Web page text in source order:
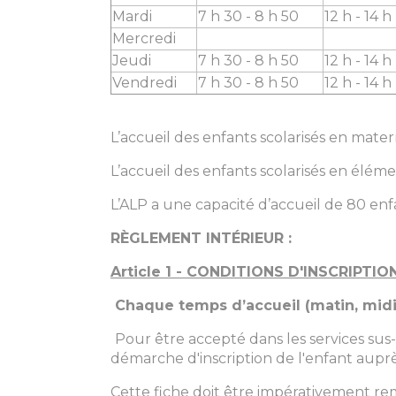
Mardi
7 h 30 - 8 h 50
12 h - 14 h
Mercredi
Jeudi
7 h 30 - 8 h 50
12 h - 14 h
Vendredi
7 h 30 - 8 h 50 12 h - 14 h
L’accueil des enfants scolarisés en
L’accueil des enfants scolarisés en
L’ALP a une capacité d’accueil de 80
RÈGLEMENT INTÉRIEUR :
Article 1 - CONDITIONS
Chaque temps d’accueil (matin,
Pour être accepté dans les services
démarche d'inscription de l'enfant
Cette fiche doit être impérativement